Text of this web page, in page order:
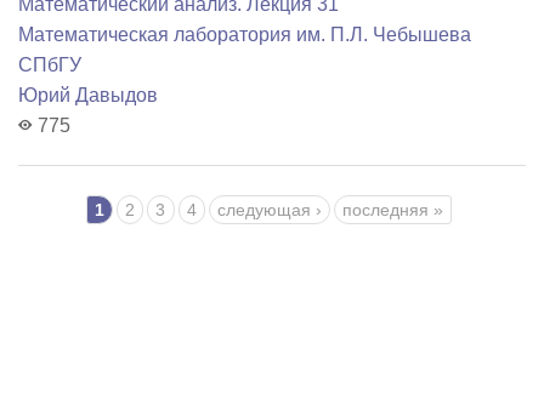
Математический анализ. Лекция 31
Математичеcкая лаборатория им. П.Л. Чебышева
СПбГУ
Юрий Давыдов
775
Страницы
1 2 3 4 следующая › последняя »